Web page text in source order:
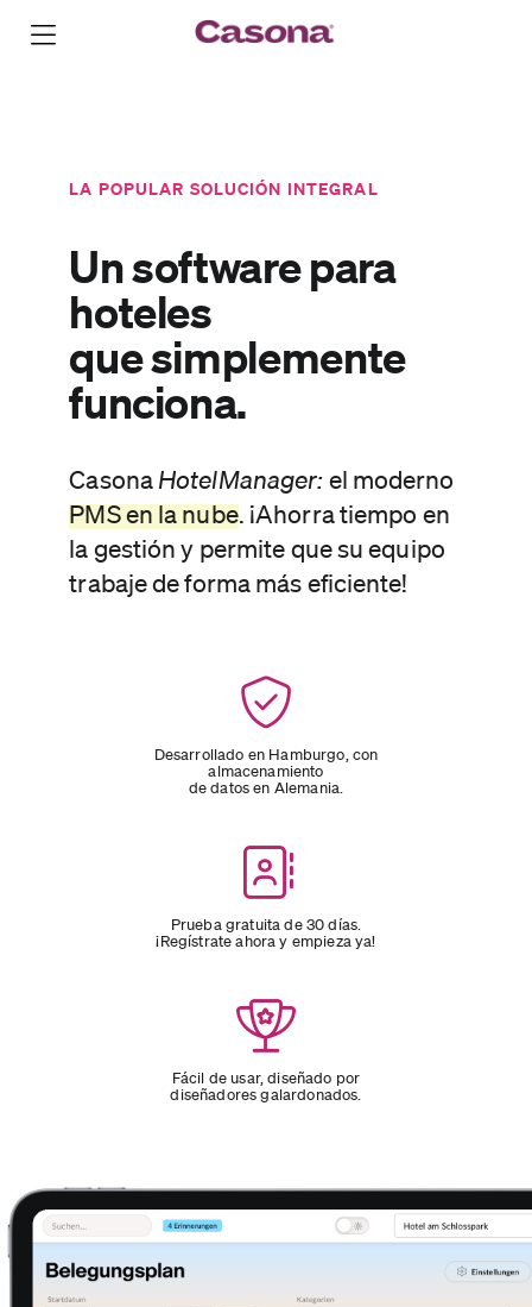
LA POPULAR SOLUCIÓN INTEGRAL
Un software para
hoteles
que simplemente
funciona.
Casona HotelManager: el moderno
PMS en la nube. ¡Ahorra tiempo en
la gestión y permite que su equipo
trabaje de forma más eficiente!
Desarrollado en Hamburgo, con
almacenamiento
de datos en Alemania.
Prueba gratuita de 30 días.
¡Regístrate ahora y empieza ya!
Fácil de usar, diseñado por
diseñadores galardonados.